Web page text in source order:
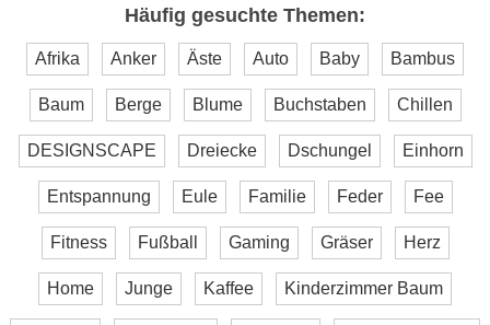
Häufig gesuchte Themen:
Afrika Anker Äste Auto Baby Bambus
Baum Berge Blume Buchstaben Chillen
DESIGNSCAPE Dreiecke Dschungel Einhorn
Entspannung Eule Familie Feder Fee
Fitness Fußball Gaming Gräser Herz
Home Junge Kaffee Kinderzimmer Baum